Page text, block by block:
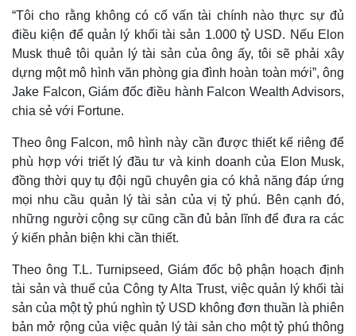
Thế giới
Quan sát
Cuộc sống đó đây
Hồ sơ
Multimedia
Video
E-Magazine
“Tôi cho rằng không có cố vấn tài chính nào thực sự đủ
điều kiện để quản lý khối tài sản 1.000 tỷ USD. Nếu Elon
Musk thuê tôi quản lý tài sản của ông ấy, tôi sẽ phải xây
dựng một mô hình văn phòng gia đình hoàn toàn mới”, ông
Jake Falcon, Giám đốc điều hành Falcon Wealth Advisors,
chia sẻ với Fortune.
Theo ông Falcon, mô hình này cần được thiết kế riêng để
phù hợp với triết lý đầu tư và kinh doanh của Elon Musk,
đồng thời quy tụ đội ngũ chuyên gia có khả năng đáp ứng
mọi nhu cầu quản lý tài sản của vị tỷ phú. Bên cạnh đó,
những người cộng sự cũng cần đủ bản lĩnh để đưa ra các
ý kiến phản biện khi cần thiết.
Theo ông T.L. Turnipseed, Giám đốc bộ phận hoạch định
tài sản và thuế của Công ty Alta Trust, việc quản lý khối tài
sản của một tỷ phú nghìn tỷ USD không đơn thuần là phiên
bản mở rộng của việc quản lý tài sản cho một tỷ phú thông